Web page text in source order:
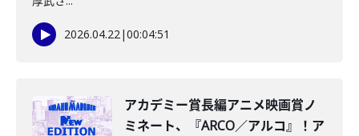
2026.04.22|00:04:51
️アカデミー賞長編アニメ映画賞ノ
ミネート、『ARCO／アルコ』！ア